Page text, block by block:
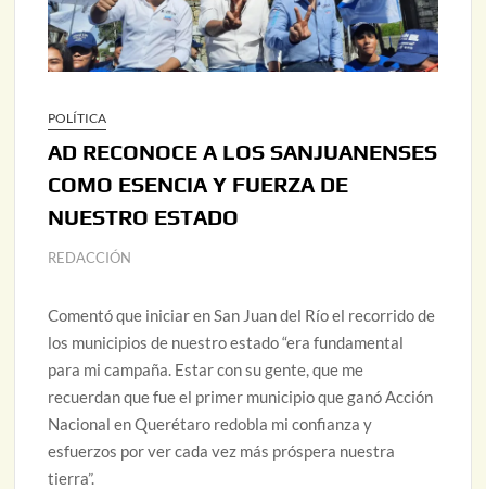
POLÍTICA
AD RECONOCE A LOS SANJUANENSES
COMO ESENCIA Y FUERZA DE
NUESTRO ESTADO
REDACCIÓN
Comentó que iniciar en San Juan del Río el recorrido de
los municipios de nuestro estado “era fundamental
para mi campaña. Estar con su gente, que me
recuerdan que fue el primer municipio que ganó Acción
Nacional en Querétaro redobla mi confianza y
esfuerzos por ver cada vez más próspera nuestra
tierra”.